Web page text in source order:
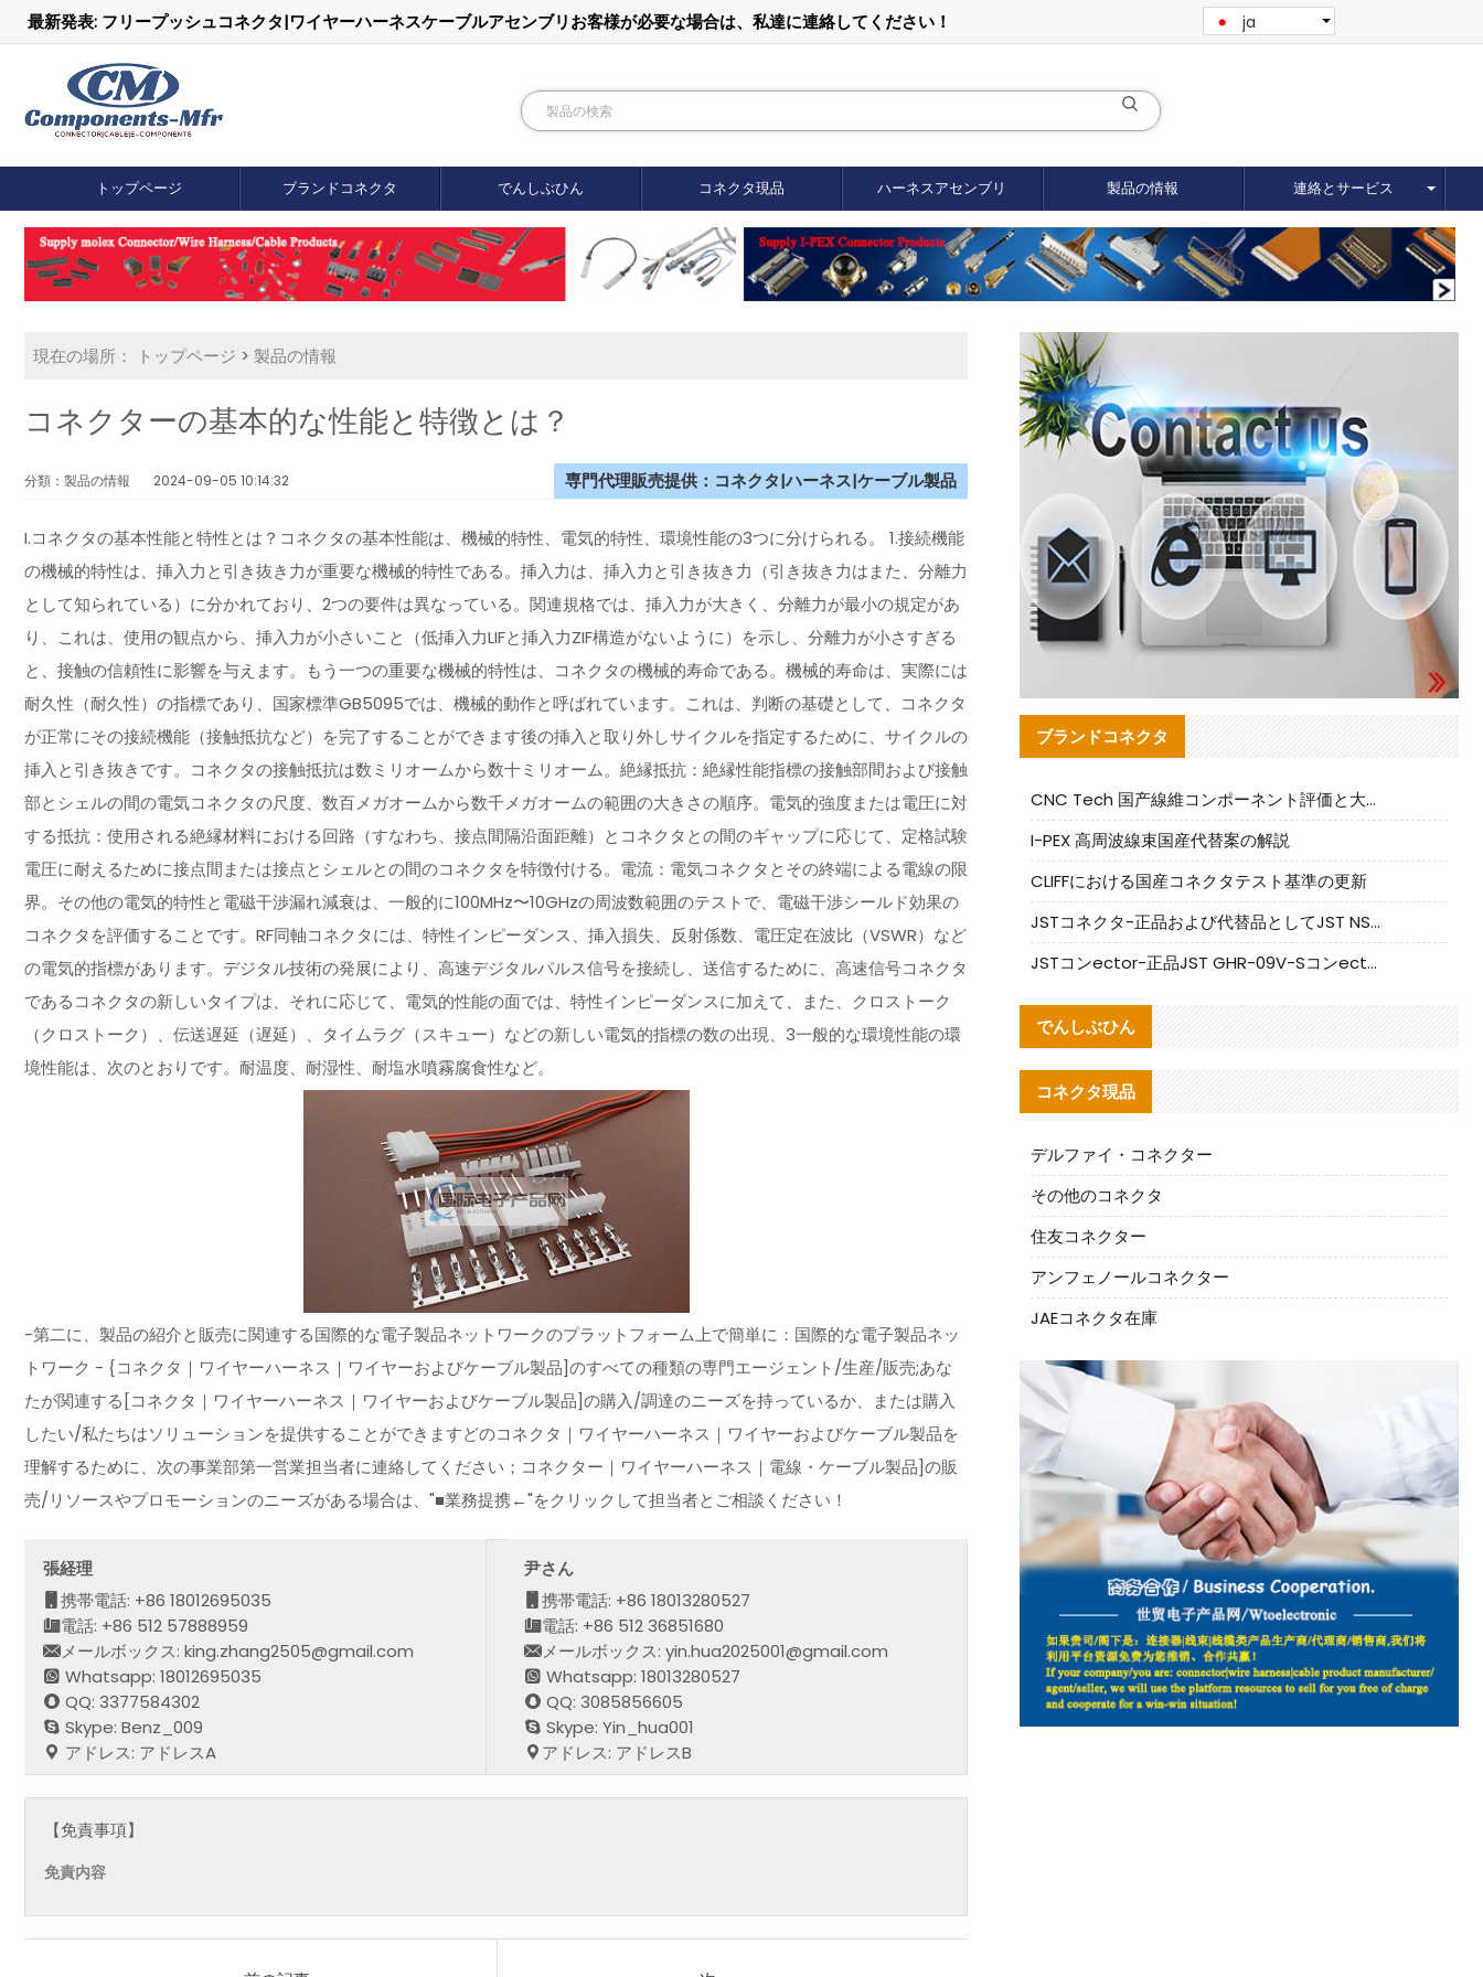
最新発表: フリープッシュコネクタ|ワイヤーハーネスケーブルアセンブリお客様が必要な場合は、私達に連絡してください！ ja
トップページ ブランドコネクタ でんしぶひん コネクタ現品 ハーネスアセンブリ 製品の情報 連絡とサービス
現在の場所： トップページ > 製品の情報
コネクターの基本的な性能と特徴とは？
分類：製品の情報 2024-09-05 10:14:32 専門代理販売提供：コネクタ|ハーネス|ケーブル製品
I.コネクタの基本性能と特性とは？コネクタの基本性能は、機械的特性、電気的特性、環境性能の3つに分けられる。 1.接続機能
の機械的特性は、挿入力と引き抜き力が重要な機械的特性である。挿入力は、挿入力と引き抜き力（引き抜き力はまた、分離力
として知られている）に分かれており、2つの要件は異なっている。関連規格では、挿入力が大きく、分離力が最小の規定があ
り、これは、使用の観点から、挿入力が小さいこと（低挿入力LIFと挿入力ZIF構造がないように）を示し、分離力が小さすぎる
と、接触の信頼性に影響を与えます。もう一つの重要な機械的特性は、コネクタの機械的寿命である。機械的寿命は、実際には
耐久性（耐久性）の指標であり、国家標準GB5095では、機械的動作と呼ばれています。これは、判断の基礎として、コネクタ
が正常にその接続機能（接触抵抗など）を完了することができます後の挿入と取り外しサイクルを指定するために、サイクルの
挿入と引き抜きです。コネクタの接触抵抗は数ミリオームから数十ミリオーム。絶縁抵抗：絶縁性能指標の接触部間および接触
部とシェルの間の電気コネクタの尺度、数百メガオームから数千メガオームの範囲の大きさの順序。電気的強度または電圧に対
する抵抗：使用される絶縁材料における回路（すなわち、接点間隔沿面距離）とコネクタとの間のギャップに応じて、定格試験
電圧に耐えるために接点間または接点とシェルとの間のコネクタを特徴付ける。電流：電気コネクタとその終端による電線の限
界。その他の電気的特性と電磁干渉漏れ減衰は、一般的に100MHz〜10GHzの周波数範囲のテストで、電磁干渉シールド効果の
コネクタを評価することです。RF同軸コネクタには、特性インピーダンス、挿入損失、反射係数、電圧定在波比（VSWR）など
の電気的指標があります。デジタル技術の発展により、高速デジタルパルス信号を接続し、送信するために、高速信号コネクタ
であるコネクタの新しいタイプは、それに応じて、電気的性能の面では、特性インピーダンスに加えて、また、クロストーク
（クロストーク）、伝送遅延（遅延）、タイムラグ（スキュー）などの新しい電気的指標の数の出現、3一般的な環境性能の環
境性能は、次のとおりです。耐温度、耐湿性、耐塩水噴霧腐食性など。
-第二に、製品の紹介と販売に関連する国際的な電子製品ネットワークのプラットフォーム上で簡単に：国際的な電子製品ネッ
トワーク - {コネクタ｜ワイヤーハーネス｜ワイヤーおよびケーブル製品]のすべての種類の専門エージェント/生産/販売;あな
たが関連する[コネクタ｜ワイヤーハーネス｜ワイヤーおよびケーブル製品]の購入/調達のニーズを持っているか、または購入
したい/私たちはソリューションを提供することができますどのコネクタ｜ワイヤーハーネス｜ワイヤーおよびケーブル製品を
理解するために、次の事業部第一営業担当者に連絡してください；コネクター｜ワイヤーハーネス｜電線・ケーブル製品]の販
売/リソースやプロモーションのニーズがある場合は、"■業務提携←"をクリックして担当者とご相談ください！
張経理
携帯電話: +86 18012695035
電話: +86 512 57888959
メールボックス: king.zhang2505@gmail.com
Whatsapp: 18012695035
QQ: 3377584302
Skype: Benz_009
アドレス: アドレスA
尹さん
携帯電話: +86 18013280527
電話: +86 512 36851680
メールボックス: yin.hua2025001@gmail.com
Whatsapp: 18013280527
QQ: 3085856605
Skype: Yin_hua001
アドレス: アドレスB
【免責事項】
免責内容
ブランドコネクタ
CNC Tech 国产線維コンポーネント評価と大量生産適合ガイド
I-PEX 高周波線束国産代替案の解説
CLIFFにおける国産コネクタテスト基準の更新
JSTコネクタ-正品および代替品としてJST NSHR-02V-Sコネクタを提供します
JSTコンector-正品JST GHR-09V-Sコンector|代替品提供
でんしぶひん
コネクタ現品
デルファイ・コネクター
その他のコネクタ
住友コネクター
アンフェノールコネクター
JAEコネクタ在庫